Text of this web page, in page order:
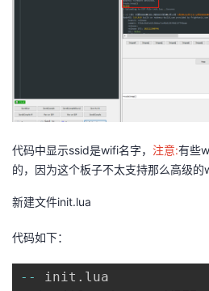
代码中显示ssid是wifi名字， 注意:有些
的，因为这个板子不太支持那么高级的
新建文件init.lua
代码如下：
-- init .